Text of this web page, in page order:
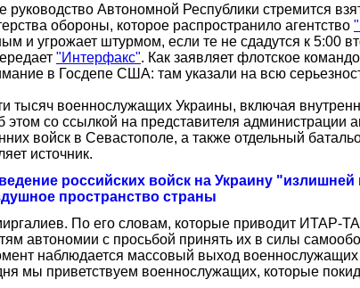
Автономной Республики стремится
обороны, которое распространило агентство
и угрожает штурмом, если те не сдадутся к 5:00
"Интерфакс". Как заявляет флотское
в Госдепе США: там указали на всю
военнослужащих Украины, включая
со ссылкой на представителя администрации
войск в Севастополе, а также отдельный
источник.
российских войск на Украину
пространство страны
По его словам, которые приводит ИТАР-
автономии с просьбой принять их в силы
наблюдается массовый выход военнослужащих
мы приветствуем военнослужащих, которые